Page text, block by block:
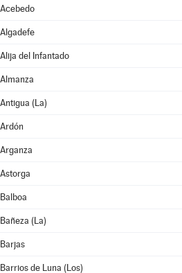
Acebedo
Algadefe
Alija del Infantado
Almanza
Antigua (La)
Ardón
Arganza
Astorga
Balboa
Bañeza (La)
Barjas
Barrios de Luna (Los)